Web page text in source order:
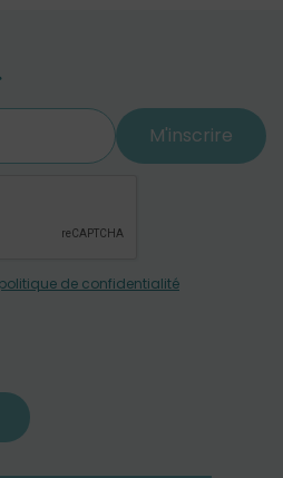
M'inscrire
politique de confidentialité